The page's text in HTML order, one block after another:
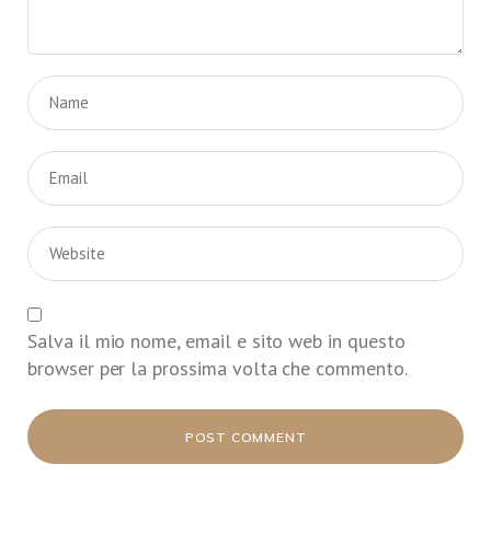
Salva il mio nome, email e sito web in questo
browser per la prossima volta che commento.